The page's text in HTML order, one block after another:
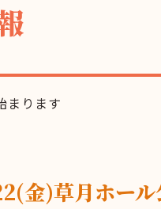
まります
金)草月ホー